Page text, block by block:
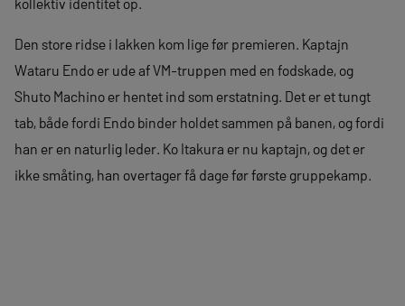
Den store ridse i lakken kom lige før premieren. Kaptajn
Wataru Endo er ude af VM-truppen med en fodskade, og
Shuto Machino er hentet ind som erstatning. Det er et tungt
tab, både fordi Endo binder holdet sammen på banen, og fordi
han er en naturlig leder. Ko Itakura er nu kaptajn, og det er
ikke småting, han overtager få dage før første gruppekamp.